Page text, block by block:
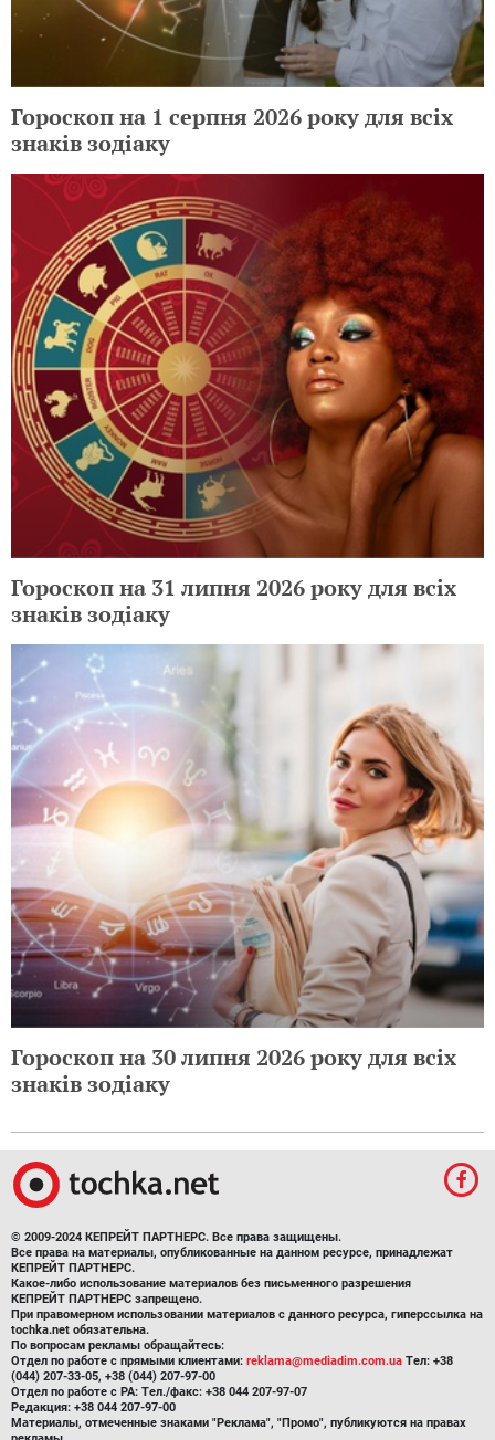
Гороскоп на 1 серпня 2026 року для всіх
знаків зодіаку
Гороскоп на 31 липня 2026 року для всіх
знаків зодіаку
Гороскоп на 30 липня 2026 року для всіх
знаків зодіаку
© 2009-2024 КЕПРЕЙТ ПАРТНЕРС. Все права защищены.
Все права на материалы, опубликованные на данном ресурсе, принадлежат
КЕПРЕЙТ ПАРТНЕРС.
Какое-либо использование материалов без письменного разрешения
КЕПРЕЙТ ПАРТНЕРС запрещено.
При правомерном использовании материалов с данного ресурса, гиперссылка на
tochka.net обязательна.
По вопросам рекламы обращайтесь:
Отдел по работе с прямыми клиентами: reklama@mediadim.com.ua Тел: +38
(044) 207-33-05, +38 (044) 207-97-00
Отдел по работе с РА: Тел./факс: +38 044 207-97-07
Редакция: +38 044 207-97-00
Материалы, отмеченные знаками "Реклама", "Промо", публикуются на правах